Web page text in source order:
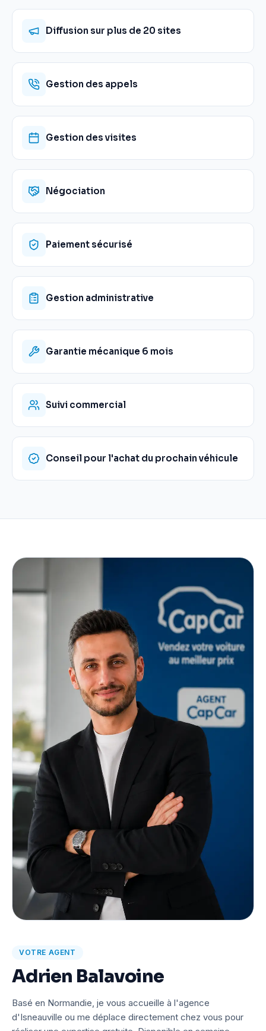
Diffusion sur plus de 20 sites
Gestion des appels
Gestion des visites
Négociation
Paiement sécurisé
Gestion administrative
Garantie mécanique 6 mois
Suivi commercial
Conseil pour l'achat du prochain véhicule
VOTRE AGENT
Adrien Balavoine
Basé en Normandie, je vous accueille à l'agence
d'Isneauville ou me déplace directement chez vous pour